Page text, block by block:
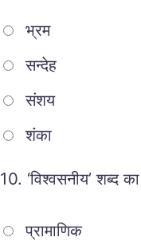
भ्रम
सन्देह
संशय
शंका
10. ‘विश्वसनीय’ शब्द
प्रामाणिक